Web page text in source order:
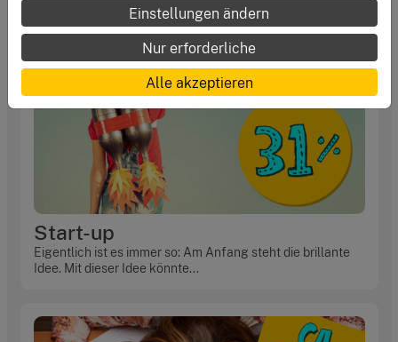
Start-up
Eigentlich ist es immer so: Am Anfang steht die brillante
Idee. Mit dieser Idee könnte...
Einstellungen ändern
Nur erforderliche
Alle akzeptieren